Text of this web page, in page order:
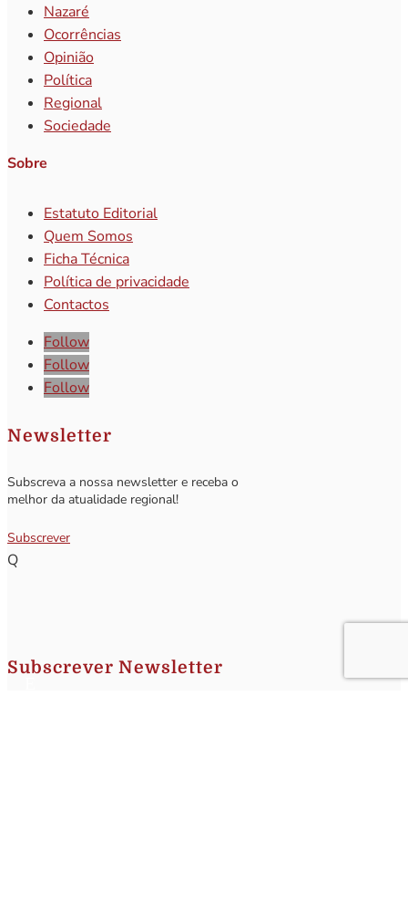
Nazaré
Ocorrências
Opinião
Política
Regional
Sociedade
Sobre
Estatuto Editorial
Quem Somos
Ficha Técnica
Política de privacidade
Contactos
Follow
Follow
Follow
Newsletter
Subscreva a nossa newsletter e receba o
melhor da atualidade regional!
Subscrever
Q
Subscrever Newsletter